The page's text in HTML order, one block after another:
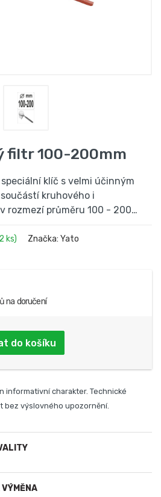
filtr 100-200mm
klíč s velmi účinným
kruhového i
rozmezí průměru 100 - 200…
ks)
Značka: Yato
na doručení
do košíku
informativní charakter. Technické
bez výslovného upozornění.